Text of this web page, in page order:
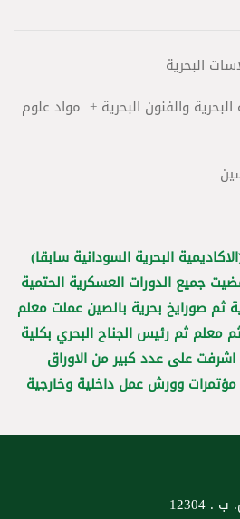
البحرية
والفنون البحرية + مواد علوم
البحرية السودانية سابقا)
جميع الدورات العسكرية الحتمية
صورايخ بحرية بالصين عملت معلم
منذ ٢٠٠٠ وحتى ٢٠٠٧ ثم معلم ثم رئيس الجناح البحري بكلية
اشرفت على عدد كبير من الاوراق
وورش عمل داخلية وخارجية